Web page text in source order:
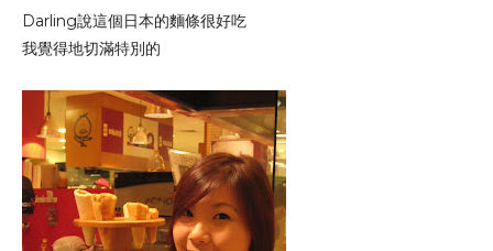
Darling說這個日本的麵條很好吃
我覺得地切滿特別的